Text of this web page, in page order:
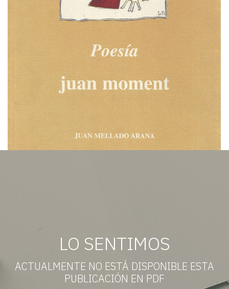
LO SENTIMOS
ACTUALMENTE NO ESTÁ DISPONIBLE ESTA
PUBLICACIÓN EN PDF